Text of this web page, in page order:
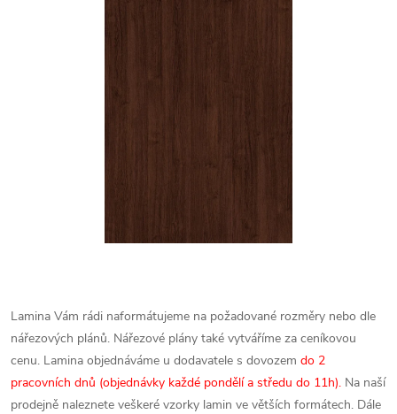
Lamina Vám rádi naformátujeme na požadované rozměry nebo dle
nářezových plánů. Nářezové plány také vytváříme za ceníkovou
cenu. Lamina objednáváme u dodavatele s dovozem do 2
pracovních dnů (objednávky každé pondělí a středu do 11h). Na naší
prodejně naleznete veškeré vzorky lamin ve větších formátech. Dále